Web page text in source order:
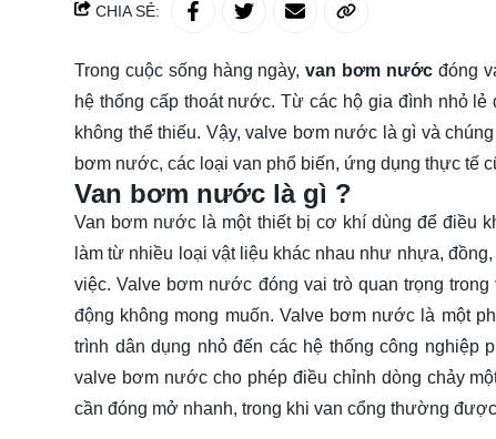
CHIA SẺ:
Trong cuộc sống hàng ngày,van bơm nướcđóng
hệ thống cấp thoát nước. Từ các hộ gia đình nhỏ
không thể thiếu. Vậy, valve bơm nước là gì và
bơm nước, các loại van phổ biến, ứng dụng thực tế
Van bơm nước là gì ?
Van bơm nước là một thiết bị cơ khí dùng để điều
làm từ nhiều loại vật liệu khác nhau như nhựa,
việc. Valve bơm nước đóng vai trò quan trọng
động không mong muốn. Valve bơm nước là một
trình dân dụng nhỏ đến các hệ thống công
valve bơm nước cho phép điều chỉnh dòng chảy
cần đóng mở nhanh, trong khi van cổng thường